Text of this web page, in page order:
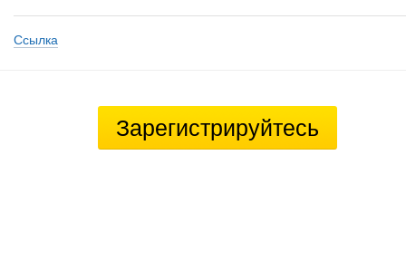
Ссылка
Зарегистрируйтесь